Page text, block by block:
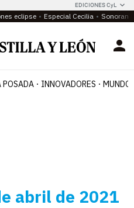
EDICIONES CyL
eclipse Especial Cecilia
POSADA INNOVADORES MUNDO
abril de 2021